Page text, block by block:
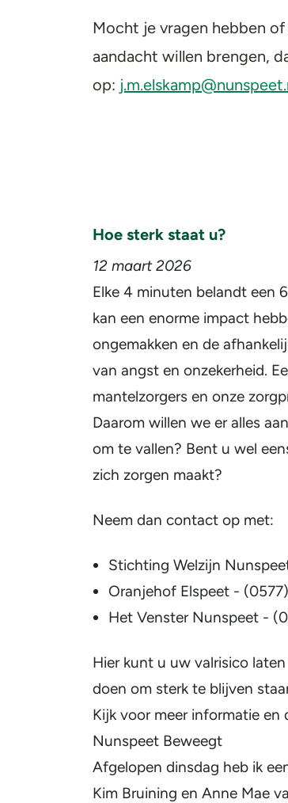
Mocht je vragen hebben
aandacht willen brengen,
op:
Hoe sterk staat u?
12 maart 2026
Elke 4 minuten belandt een
kan een enorme impact
ongemakken en de
van angst en onzekerheid.
mantelzorgers en onze
Daarom willen we er alles
om te vallen? Bent u wel
zich zorgen maakt?
Neem dan contact op met:
Stichting Welzijn
Oranjehof Elspeet -
Het Venster Nunspeet -
Hier kunt u uw valrisico
doen om sterk te blijven
Kijk voor meer informatie
Nunspeet Beweegt
Afgelopen dinsdag heb ik
Kim Bruining en Anne Mae